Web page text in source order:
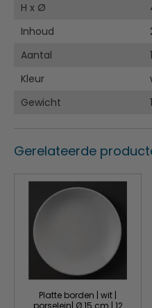
H x Ø
Inhoud
Aantal
Kleur
Gewicht
Gerelateerde
Platte borden | wit |